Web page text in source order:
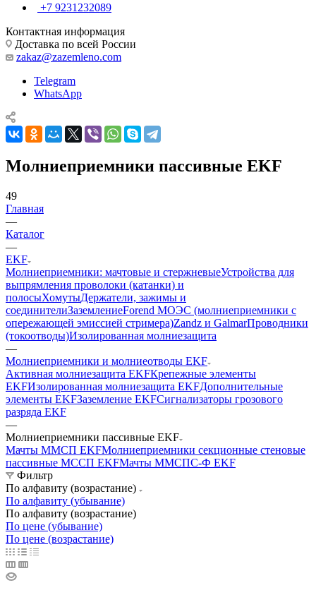
+7 9231232089
Контактная информация
Доставка по всей России
zakaz@zazemleno.com
Telegram
WhatsApp
Молниеприемники пассивные EKF
49
Главная
—
Каталог
—
EKF
Молниеприемники: мачтовые и стержневыеУстройства для
выпрямления проволоки (катанки) и
полосыХомутыДержатели, зажимы и
соединителиЗаземлениеForend МОЭС (молниеприемники с
опережающей эмиссией стримера)Zandz и GalmarПроводники
(токоотводы)Изолированная молниезащита
—
Молниеприемники и молниеотводы EKF
Активная молниезащита EKFКрепежные элементы
EKFИзолированная молниезащита EKFДополнительные
элементы EKFЗаземление EKFСигнализаторы грозового
разряда EKF
—
Молниеприемники пассивные EKF
Мачты ММСП EKFМолниеприемники секционные стеновые
пассивные МССП EKFМачты ММСПС-Ф EKF
Фильтр
По алфавиту (возрастание)
По алфавиту (убывание)
По алфавиту (возрастание)
По цене (убывание)
По цене (возрастание)